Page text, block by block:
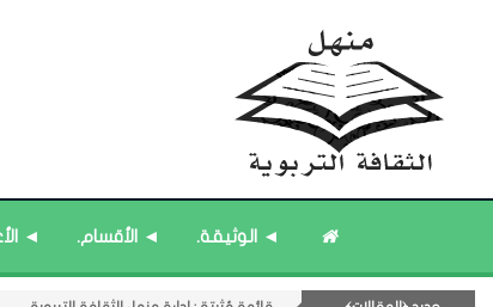
◄ الوثيقة. ◄ الأقسام. ◄ قائمة مُحدَّثة : حديث الساعة.
11- القسم الحادي عشر : ﴿اللقاءات الشخصية - الثقافة المتسلسلة﴾.